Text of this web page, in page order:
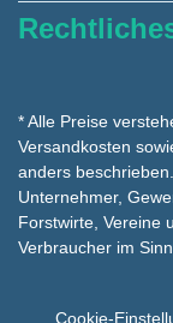
* Alle Preise
Versandkosten
anders
Unternehmer,
Forstwirte, Vereine
Verbraucher im
Cookie-